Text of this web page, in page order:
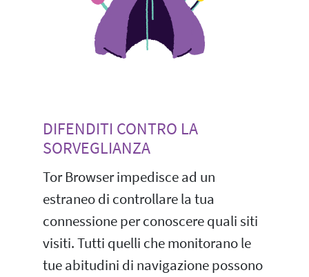
DIFENDITI CONTRO LA
SORVEGLIANZA
Tor Browser impedisce ad un
estraneo di controllare la tua
connessione per conoscere quali siti
visiti. Tutti quelli che monitorano le
tue abitudini di navigazione possono